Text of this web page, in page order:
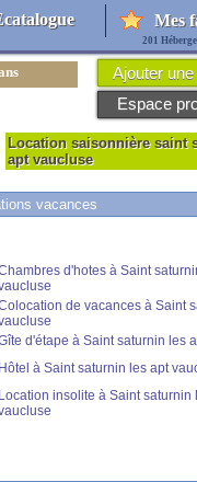
Location saisonnière saint
apt vaucluse
vacances
d'hotes à Saint
de vacances à Saint
d'étape à Saint saturnin les
Hôtel à Saint saturnin les apt
Location insolite à Saint saturnin
Ajouter
Espace
Mes
201